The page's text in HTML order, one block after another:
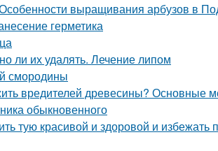
выращивания арбузов в
герметика
ли их удалять. Лечение липом
смородины
вредителей древесины? Основные
обыкновенного
тую красивой и здоровой и избежать